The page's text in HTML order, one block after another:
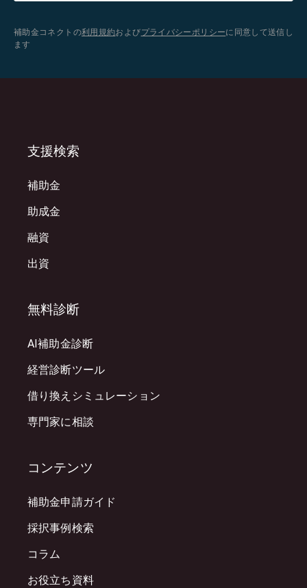
補助金コネクトの利用規約およびプライバシーポリシーに同意して送信し
ます
支援検索
補助金
助成金
融資
出資
無料診断
AI補助金診断
経営診断ツール
借り換えシミュレーション
専門家に相談
コンテンツ
補助金申請ガイド
採択事例検索
コラム
お役立ち資料